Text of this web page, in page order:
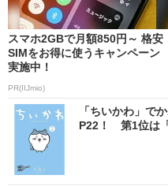
スマホ2GBで月額850円～ 格安
SIMをお得に使うキャンペーン
実施中！
PR(IIJmio)
「ちいかわ」で
P22！ 第1位は